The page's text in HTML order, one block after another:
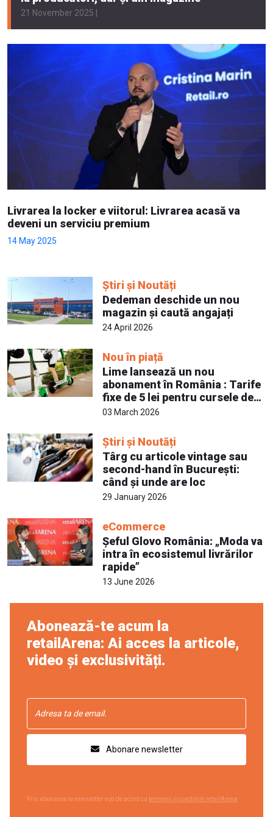
21 November 2025 |
Livrarea la locker e viitorul: Livrarea acasă va
deveni un serviciu premium
14 May 2025
Știri și Noutăți
Dedeman deschide un nou
magazin și caută angajați
24 April 2026
Nou în piață
Lime lansează un nou
abonament în România : Tarife
fixe de 5 lei pentru cursele de
până la 20 de minute
03 March 2026
Știri și Noutăți
Târg cu articole vintage sau
second-hand în București:
când și unde are loc
29 January 2026
eCommerce
Șeful Glovo România: „Moda va
intra în ecosistemul livrărilor
rapide”
13 June 2026
Abonează-te acum la
retailArena: Ai acces la articole,
video și exclusivități.
Abonare newsletter
Prin abonarea la newsletter ești de acord cu termenii și condițiile retailArena